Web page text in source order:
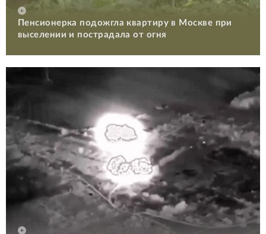
Пенсионерка подожгла квартиру в Москве при
выселении и пострадала от огня